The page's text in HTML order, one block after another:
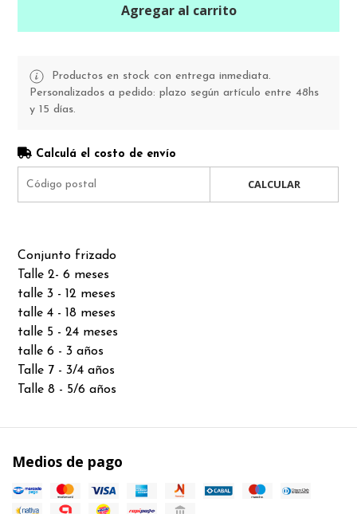
Agregar al carrito
Productos en stock con entrega inmediata.
Personalizados a pedido: plazo según artículo entre 48hs
y 15 días.
Calculá el costo de envío
CALCULAR
Conjunto frizado
Talle 2- 6 meses
talle 3 - 12 meses
talle 4 - 18 meses
talle 5 - 24 meses
talle 6 - 3 años
Talle 7 - 3/4 años
Talle 8 - 5/6 años
Medios de pago